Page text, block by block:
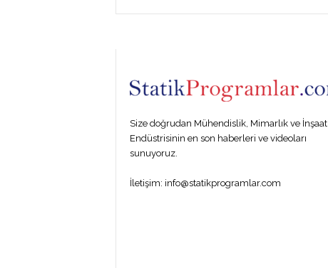
G
Size doğrudan Mühendislik, Mimarlık ve İnşaat
Endüstrisinin en son haberleri ve videoları
sunuyoruz.
İletişim: info@statikprogramlar.com